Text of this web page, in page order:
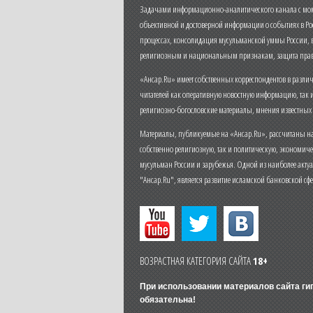
Задачами информационно-аналитического канала с
объективной и достоверной информации о событиях в
процессах, консолидация мусульманской уммы
религиозным и национальным признакам, защита
«Ансар.Ru» имеет собственных корреспондентов в
читателей как оперативную новостную информацию, так
религиозно-богословские материалы, мнения
Материалы, публикуемые на «Ансар.Ru», рассчитаны
собственно религиозную, так и политическую,
мусульман России и зарубежья. Одной из наиболее
"Ансар.Ru", является развитие исламской банковской
ВОЗРАСТНАЯ КАТЕГОРИЯ САЙТА18+
При использовании материалов сайта
обязательна!